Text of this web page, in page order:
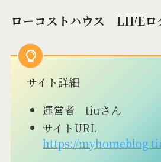
ローコストハウス LIFEロ
サイト詳細
運営者 tiuさん
サイトURL
https://